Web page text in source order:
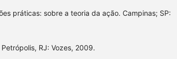
práticas: sobre a teoria da ação. Campinas; SP:
Petrópolis, RJ: Vozes, 2009.